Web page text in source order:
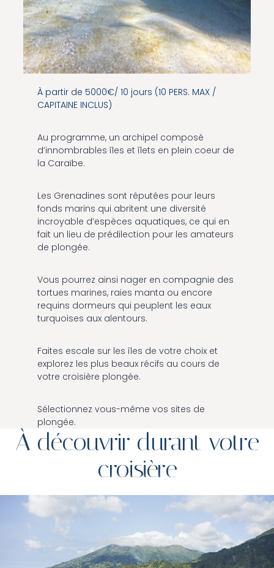
À partir de 5000€/ 10 jours (10 PERS. MAX /
CAPITAINE INCLUS)
Au programme, un archipel composé
d’innombrables îles et îlets en plein coeur de
la Caraïbe.
Les Grenadines sont réputées pour leurs
fonds marins qui abritent une diversité
incroyable d’espèces aquatiques, ce qui en
fait un lieu de prédilection pour les amateurs
de plongée.
Vous pourrez ainsi nager en compagnie des
tortues marines, raies manta ou encore
requins dormeurs qui peuplent les eaux
turquoises aux alentours.
Faites escale sur les îles de votre choix et
explorez les plus beaux récifs au cours de
votre croisière plongée.
Sélectionnez vous-même vos sites de
plongée.
À découvrir durant votre
croisière